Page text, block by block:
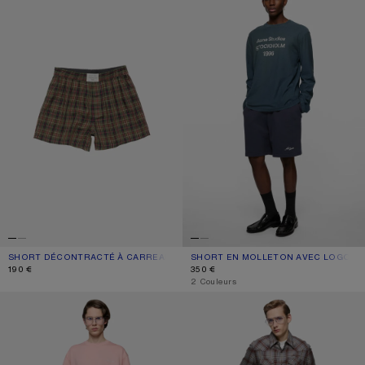
SHORT DÉCONTRACTÉ À CARREAUX
COULEUR ACTUELLE: VERT
PRIX : 190 €.
190 €
SHORT EN MOLLETON AVEC LOGO
COULEUR ACTUELLE: BLEU MARINE
PRIX : 350 €.
350 €
,2 Couleurs
SHORT EN MOLLETON AVEC LOGO SHORT EN DENIM RACCOMMODÉ